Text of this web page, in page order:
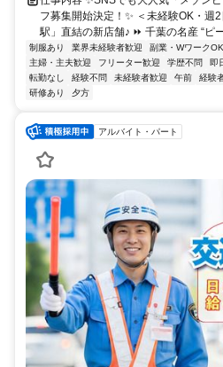
フ募集開始決定！✨ ＜未経験OK・週
駅」直結の新店舗♪ ⏩ 千葉の名産 “ピ
制服あり 業界未経験者歓迎 副業・WワークOK
主婦・主夫歓迎
フリーター歓迎 学歴不問 即
転勤なし
経験不問 未経験者歓迎 午前 経験
研修あり
夕方
アルバイト・パート